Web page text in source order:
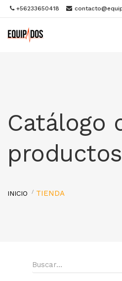
+56233650418
Catálogo
productos
INICIO TIENDA